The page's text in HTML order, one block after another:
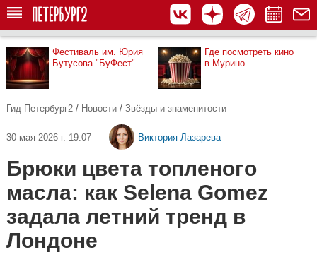
Фестиваль им. Юрия
Бутусова "БуФест"
Где посмотреть кино
в Мурино
Гид Петербург2 / Новости / Звёзды и знаменитости
30 мая 2026 г. 19:07 Виктория Лазарева
Брюки цвета топленого
масла: как Selena Gomez
задала летний тренд в
Лондоне